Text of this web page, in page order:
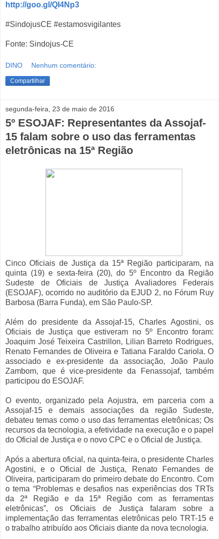
http://goo.gl/QI4Np3
#‎SindojusCE #‎estamosvigilantes
Fonte: Sindojus-CE
DINO Nenhum comentário:
Compartilhar
segunda-feira, 23 de maio de 2016
5º ESOJAF: Representantes da Assojaf-
15 falam sobre o uso das ferramentas
eletrônicas na 15ª Região
Cinco Oficiais de Justiça da 15ª Região participaram, na
quinta (19) e sexta-feira (20), do 5º Encontro da Região
Sudeste de Oficiais de Justiça Avaliadores Federais
(ESOJAF), ocorrido no auditório da EJUD 2, no Fórum Ruy
Barbosa (Barra Funda), em São Paulo-SP.
Além do presidente da Assojaf-15, Charles Agostini, os
Oficiais de Justiça que estiveram no 5º Encontro foram:
Joaquim José Teixeira Castrillon, Lilian Barreto Rodrigues,
Renato Fernandes de Oliveira e Tatiana Faraldo Cariola. O
associado e ex-presidente da associação, João Paulo
Zambom, que é vice-presidente da Fenassojaf, também
participou do ESOJAF.
O evento, organizado pela Aojustra, em parceria com a
Assojaf-15 e demais associações da região Sudeste,
debateu temas como o uso das ferramentas eletrônicas; Os
recursos da tecnologia, a efetividade na execução e o papel
do Oficial de Justiça e o novo CPC e o Oficial de Justiça.
Após a abertura oficial, na quinta-feira, o presidente Charles
Agostini, e o Oficial de Justiça, Renato Fernandes de
Oliveira, participaram do primeiro debate do Encontro. Com
o tema “Problemas e desafios nas experiências dos TRTs
da 2ª Região e da 15ª Região com as ferramentas
eletrônicas”, os Oficiais de Justiça falaram sobre a
implementação das ferramentas eletrônicas pelo TRT-15 e
o trabalho atribuído aos Oficiais diante da nova tecnologia.